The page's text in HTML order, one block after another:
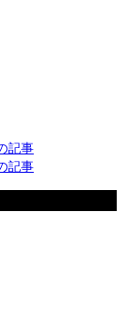
記事
記事